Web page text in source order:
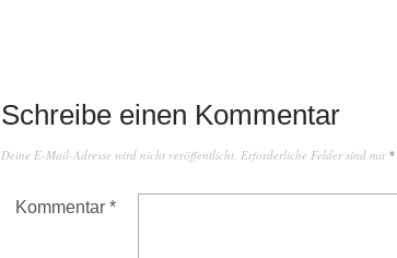
Schreibe einen Kommentar
Deine E-Mail-Adresse wird nicht veröffentlicht. Erforderliche Felder sind mit *
Kommentar*